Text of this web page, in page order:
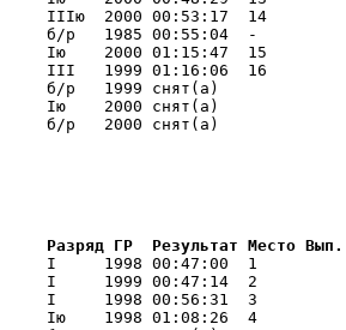
IIIю  2000 00:53:17  14
б/р   1985 00:55:04  -
Iю    2000 01:15:47  15
III   1999 01:16:06  16
б/р   1999 снят(а)
Iю    2000 снят(а)
б/р   2000 снят(а)
Разряд ГР  Результат Место Вып.
I     1998 00:47:00  1
I     1999 00:47:14  2
I     1998 00:56:31  3
Iю    1998 01:08:26  4